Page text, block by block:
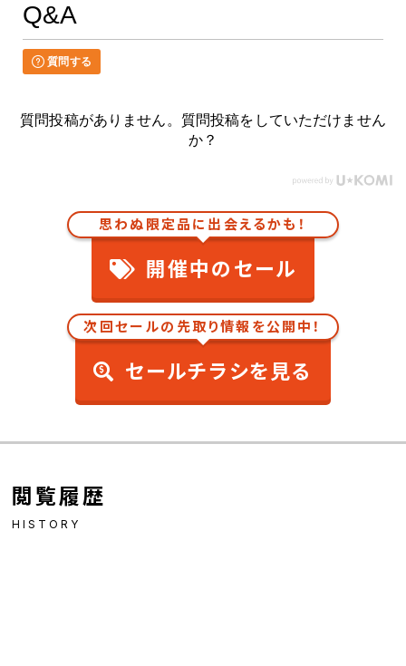
Q&A
質問する
質問投稿がありません。質問投稿をしていただけません
か？
思わぬ限定品に出会えるかも！
開催中のセール
次回セールの先取り情報を公開中！
セールチラシを見る
閲覧履歴
HISTORY